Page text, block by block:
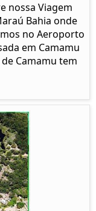
nossa Viagem
Bahia onde
no Aeroporto
em Camamu
Camamu tem